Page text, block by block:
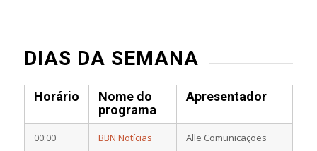
DIAS DA SEMANA
Horário
Nome do
programa
Apresentador
00:00 BBN Notícias Alle Comunicações